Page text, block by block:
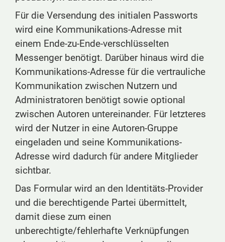
Für die Versendung des initialen Passworts
wird eine Kommunikations-Adresse mit
einem Ende-zu-Ende-verschlüsselten
Messenger benötigt. Darüber hinaus wird die
Kommunikations-Adresse für die vertrauliche
Kommunikation zwischen Nutzern und
Administratoren benötigt sowie optional
zwischen Autoren untereinander. Für letzteres
wird der Nutzer in eine Autoren-Gruppe
eingeladen und seine Kommunikations-
Adresse wird dadurch für andere Mitglieder
sichtbar.
Das Formular wird an den Identitäts-Provider
und die berechtigende Partei übermittelt,
damit diese zum einen
unberechtigte/fehlerhafte Verknüpfungen